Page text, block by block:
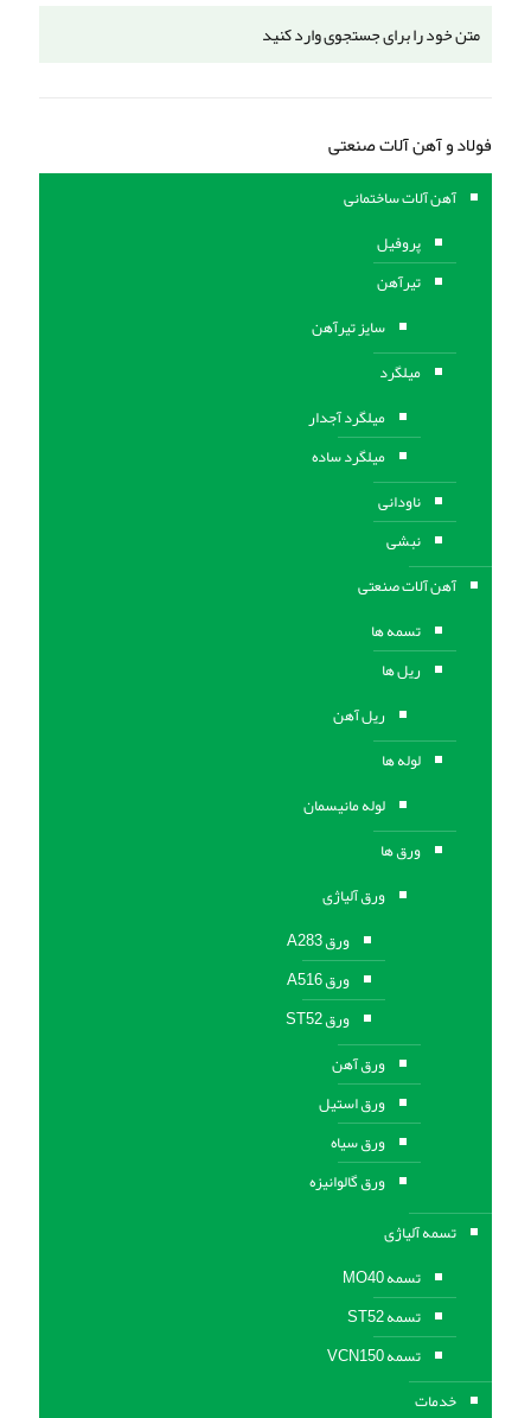
فولاد و آهن آلات صنعتی
آهن آلات ساختمانی
پروفیل
تیرآهن
سایز تیرآهن
میلگرد
میلگرد آجدار
میلگرد ساده
ناودانی
نبشی
آهن آلات صنعتی
تسمه ها
ریل ها
ریل آهن
لوله ها
لوله مانیسمان
ورق ها
ورق آلیاژی
ورق A283
ورق A516
ورق ST52
ورق آهن
ورق استیل
ورق سیاه
ورق گالوانیزه
تسمه آلیاژی
تسمه MO40
تسمه ST52
تسمه VCN150
خدمات